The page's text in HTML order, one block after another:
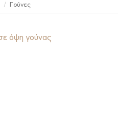
/ Γούνες